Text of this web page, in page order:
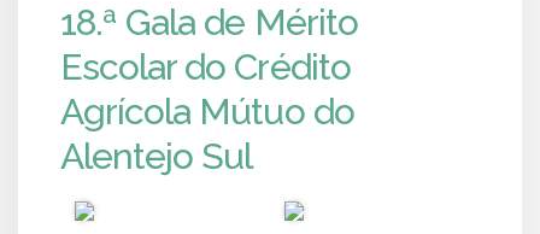
18.ª Gala de Mérito
Escolar do Crédito
Agrícola Mútuo do
Alentejo Sul